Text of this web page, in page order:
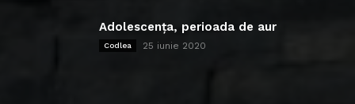
Adolescența, perioada de aur
Codlea 25 iunie 2020